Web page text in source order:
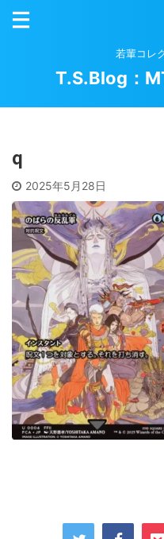
若輩コレ
T.S.Blog：
q
2025年5月28日